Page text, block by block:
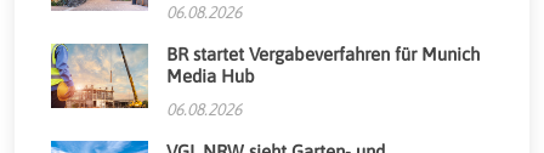
06.08.2026
BR startet Vergabeverfahren für Munich
Media Hub
06.08.2026